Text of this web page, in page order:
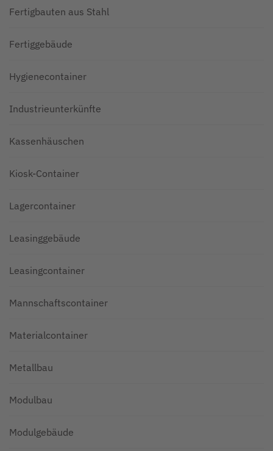
Fertigbauten aus Stahl
Fertiggebäude
Hygienecontainer
Industrieunterkünfte
Kassenhäuschen
Kiosk-Container
Lagercontainer
Leasinggebäude
Leasingcontainer
Mannschaftscontainer
Materialcontainer
Metallbau
Modulbau
Modulgebäude